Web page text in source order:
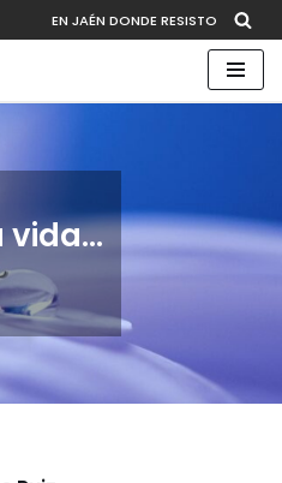
EN JAÉN DONDE RESISTO
vida…